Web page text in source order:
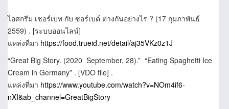
ไอศกรีม เชอร์เบท กับ ซอร์เบต์ ต่างกันอย่างไร ? (17 กุมภาพันธ์
2559) . [ระบบออนไลน์]
แหล่งที่มา https://food.trueid.net/detail/aj35VKz0z1J
“Great Big Story. (2020 September, 28).” “Eating Spaghetti Ice
Cream in Germany” . [VDO file] .
แหล่งที่มา https://www.youtube.com/watch?v=NOm4if6-
nXI&ab_channel=GreatBigStory